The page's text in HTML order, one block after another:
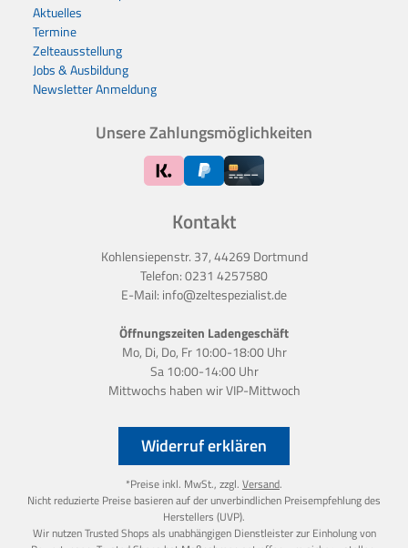
Widerruf erklären
*Preise inkl. MwSt., zzgl. Versand.
Nicht reduzierte Preise basieren auf der unverbindlichen Preisempfehlung des
Herstellers (UVP).
Wir nutzen Trusted Shops als unabhängigen Dienstleister zur Einholung von
Aktuelles
Termine
Zelteausstellung
Jobs & Ausbildung
Newsletter Anmeldung
Kontakt
Kohlensiepenstr. 37, 44269 Dortmund
Telefon:0231 4257580
E-Mail: info@zeltespezialist.de
Öffnungszeiten Ladengeschäft
Mo, Di, Do, Fr 10:00-18:00 Uhr
Sa 10:00-14:00 Uhr
Mittwochs haben wirVIP-Mittwoch
Unsere Zahlungsmöglichkeiten